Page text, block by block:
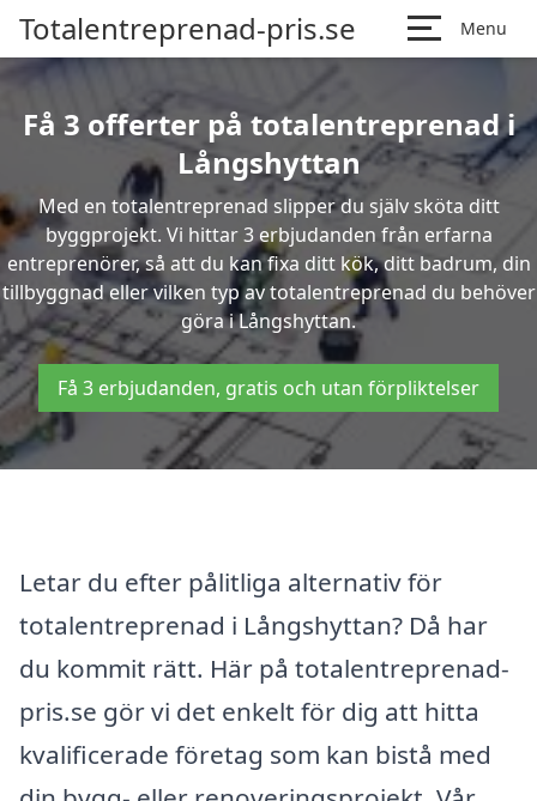
Totalentreprenad-pris.se Menu
Få 3 offerter på totalentreprenad i
Långshyttan
Med en totalentreprenad slipper du själv sköta ditt
byggprojekt. Vi hittar 3 erbjudanden från erfarna
entreprenörer, så att du kan fixa ditt kök, ditt badrum, din
tillbyggnad eller vilken typ av totalentreprenad du behöver
göra i Långshyttan.
Få 3 erbjudanden, gratis och utan förpliktelser
Letar du efter pålitliga alternativ för
totalentreprenad i Långshyttan? Då har
du kommit rätt. Här på totalentreprenad-
pris.se gör vi det enkelt för dig att hitta
kvalificerade företag som kan bistå med